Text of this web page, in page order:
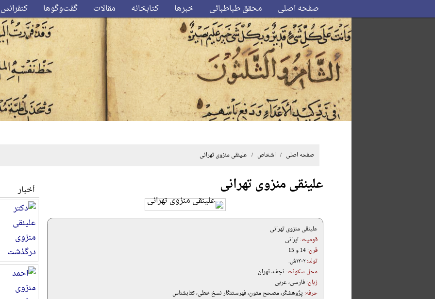
صفحه اصلی محقق طباطبائی خبرها کتابخانه مقالات گفت‌وگوها
صفحه اصلی / اشخاص / علینقی منزوی تهرانی
علینقی منزوی تهرانی
علینقی منزوی تهرانی
قومیت:ایرانی
قرن:14 و 15
تولد:۱۳۰۲ش.
محل سکونت: نجف، تهران
زبان:فارسی، عربی
حرفه: پژوهشگر، مصحح متون، فهرستنگار نسخ خطی، کتابشناس
أخبار